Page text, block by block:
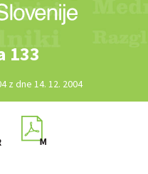
133
z dne 14. 12. 2004